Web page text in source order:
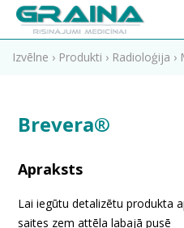
Izvēlne › Produkti › Radioloģija ›
Brevera®
Apraksts
Lai iegūtu detalizētu produkta
saites zem attēla labajā pusē